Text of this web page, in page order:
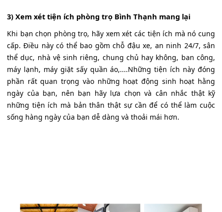
3) Xem xét tiện ích phòng trọ Bình Thạnh mang lại
Khi bạn chọn phòng trọ, hãy xem xét các tiện ích mà nó cung
cấp. Điều này có thể bao gồm chỗ đậu xe, an ninh 24/7, sân
thể dục, nhà vệ sinh riêng, chung chủ hay không, ban công,
máy lạnh, máy giặt sấy quần áo,....Những tiện ích này đóng
phần rất quan trọng vào những hoạt động sinh hoạt hằng
ngày của bạn, nên bạn hãy lựa chọn và cân nhắc thật kỹ
những tiện ích mà bản thân thật sự cần để có thể làm cuộc
sống hàng ngày của bạn dễ dàng và thoải mái hơn.